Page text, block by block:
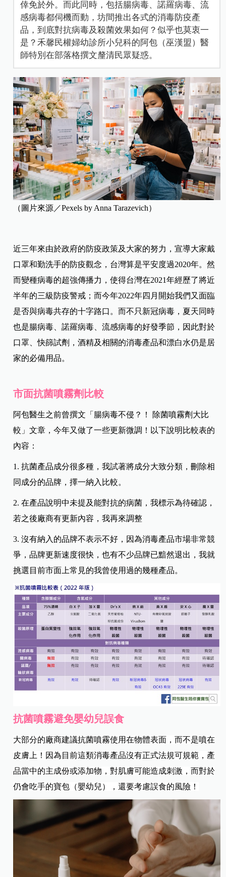
倖免於外。而此同時，包括腸病毒、諾羅病毒、流
感病毒都伺機而動，坊間推出各式的消毒防疫產
品，到底對抗病毒及殺菌效果如何？似乎也莫衷一
是？禾馨民權婦幼診所小兒科的阿包（巫漢盟）醫
師特別在部落格撰文釐清民眾疑惑。
（圖片來源／Pexels by Anna Tarazevich）
近三年來由於政府的防疫政策及大家的努力，宣導大家戴
口罩和勤洗手的防疫觀念，台灣算是平安度過2020年。然
而變種病毒的超強傳播力，使得台灣在2021年經歷了將近
半年的三級防疫警戒；而今年2022年四月開始我們又面臨
是否與病毒共存的十字路口。而不只新冠病毒，夏天同時
也是腸病毒、諾羅病毒、流感病毒的好發季節，因此對於
口罩、快篩試劑，酒精及相關的消毒產品和漂白水仍是居
家的必備用品。
市面抗菌噴霧劑比較
阿包醫生之前曾撰文「腸病毒不侵？！ 除菌噴霧劑大比
較」文章，今年又做了一些更新微調！以下說明比較表的
內容：
1.抗菌產品成分很多種，我試著將成分大致分類，刪除相
同成分的品牌，擇一納入比較。
2.在產品說明中未提及能對抗的病菌，我標示為待確認，
若之後廠商有更新內容，我再來調整
3.沒有納入的品牌不表示不好，因為消毒產品市場非常競
爭，品牌更新速度很快，也有不少品牌已黯然退出，我就
挑選目前市面上常見的我曾使用過的幾種產品。
抗菌噴霧避免嬰幼兒誤食
大部分的廠商建議抗菌噴霧使用在物體表面，而不是噴在
皮膚上！因為目前這類消毒產品沒有正式法規可規範，產
品當中的主成份或添加物，對肌膚可能造成刺激，而對於
仍會吃手的寶包（嬰幼兒），還要考慮誤食的風險！